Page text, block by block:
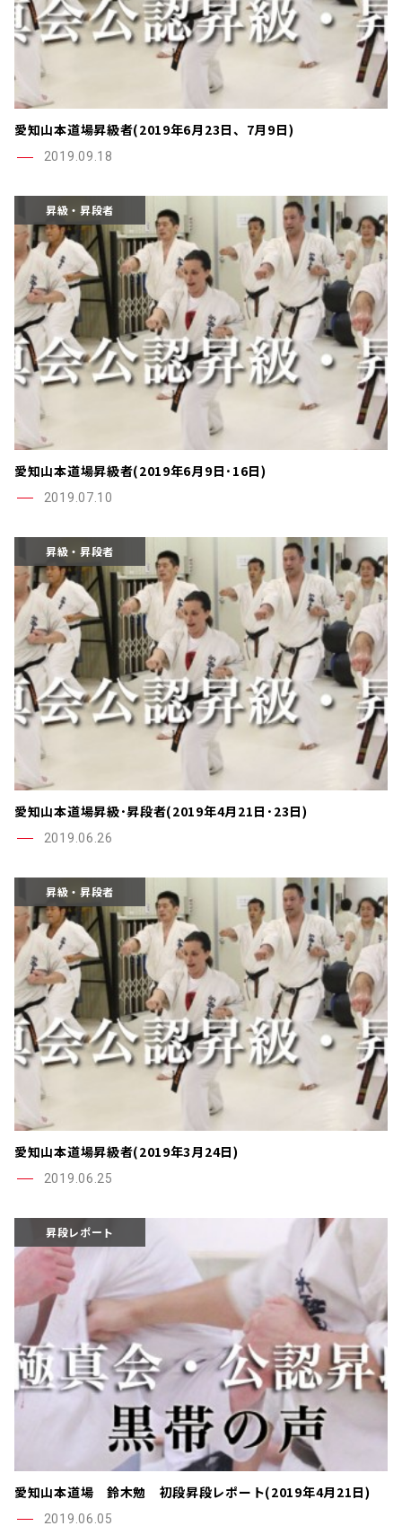
愛知山本道場昇級者(2019年6月23日、7月9日)
2019.09.18
昇級・昇段者
愛知山本道場昇級者(2019年6月9日･16日)
2019.07.10
昇級・昇段者
愛知山本道場昇級･昇段者(2019年4月21日･23日)
2019.06.26
昇級・昇段者
愛知山本道場昇級者(2019年3月24日)
2019.06.25
昇段レポート
愛知山本道場 鈴木勉 初段昇段レポート(2019年4月21日)
2019.06.05